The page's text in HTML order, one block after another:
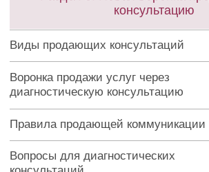
Договор с клиентом (форма)
Удаленное подписание договора
Оформление своей деятельности
(ИП, СЗ)
Стандарт ввода клиента в работу
Приемка от предыдущего бухгалтера
Перенос базы 1С
Организация удаленного
документооборота, гугл диск